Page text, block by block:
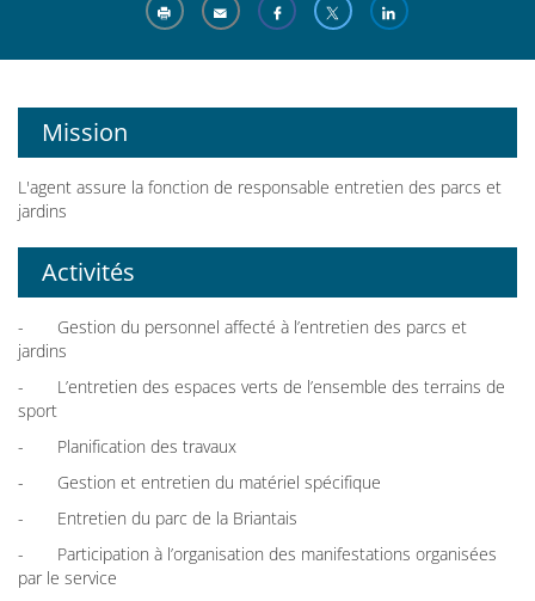
Mission
L'agent assure la fonction de responsable entretien des parcs et
jardins
Activités
- Gestion du personnel affecté à l’entretien des parcs et
jardins
- L’entretien des espaces verts de l’ensemble des terrains de
sport
- Planification des travaux
- Gestion et entretien du matériel spécifique
- Entretien du parc de la Briantais
- Participation à l’organisation des manifestations organisées
par le service